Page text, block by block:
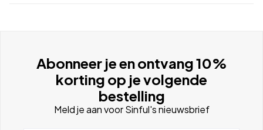
Abonneer je en ontvang 10%
korting op je volgende
bestelling
Meld je aan voor Sinful's nieuwsbrief